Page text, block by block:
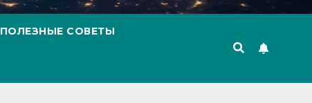
ПОЛЕЗНЫЕ СОВЕТЫ